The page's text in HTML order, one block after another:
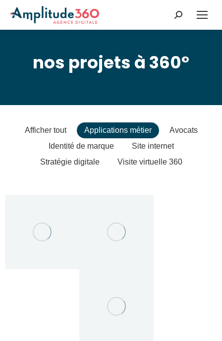
Recherche
:
nos projets à 360°
Afficher tout Applications métier
Avocats
Identité de marque
Site internet
Stratégie digitale
Visite virtuelle 360